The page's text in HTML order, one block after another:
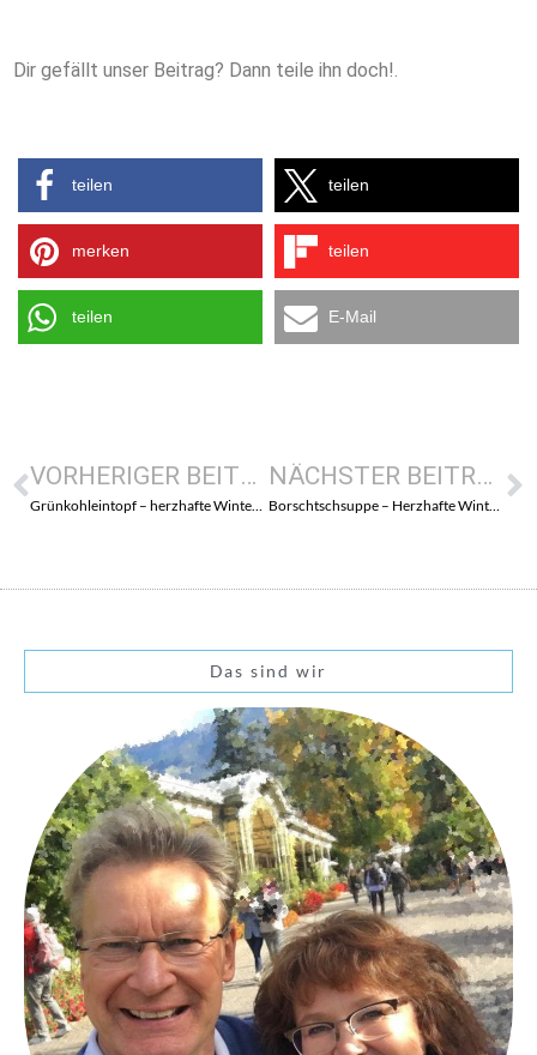
Dir gefällt unser Beitrag? Dann teile ihn doch!.
teilen teilen
merken teilen
teilen E-Mail
VORHERIGER BEITRAG
Grünkohleintopf – herzhafte Winterküche
NÄCHSTER BEITRAG
Borschtschsuppe – Herzhafte Winterküche
Das sind wir